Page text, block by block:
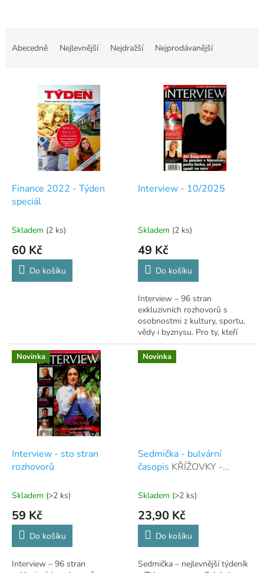
Abecedně Nejlevnější Nejdražší Nejprodávanější
Finance 2022 - Týden
speciál
Skladem (2 ks)
60 Kč
Do košíku
Interview - 10/2025
Skladem (2 ks)
49 Kč
Do košíku
Interview – 96 stran
exkluzivních rozhovorů s
osobnostmi z kultury, sportu,
vědy i byznysu. Pro ty, kteří
nezapomněli číst.
Novinka
Interview - sto stran
rozhovorů
Skladem (>2 ks)
59 Kč
Do košíku
Interview – 96 stran
Novinka
Sedmička - bulvární
časopis KŘÍŽOVKY -
RETRO - KRÁSA -
DŮM A ZAHRADA -
ROZHOVORY
Skladem (>2 ks)
23,90 Kč
Do košíku
Sedmička – nejlevnější týdeník